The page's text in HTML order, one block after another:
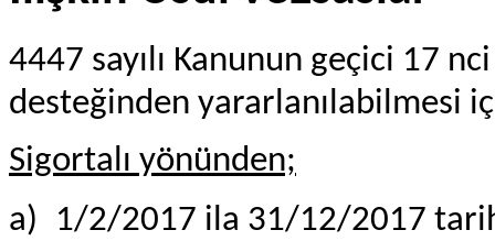
4447 sayılı Kanunun geçici 17
desteğinden yararlanılabilmesi
Sigortalı yönünden;
a)
1/2/2017 ila 31/12/2017